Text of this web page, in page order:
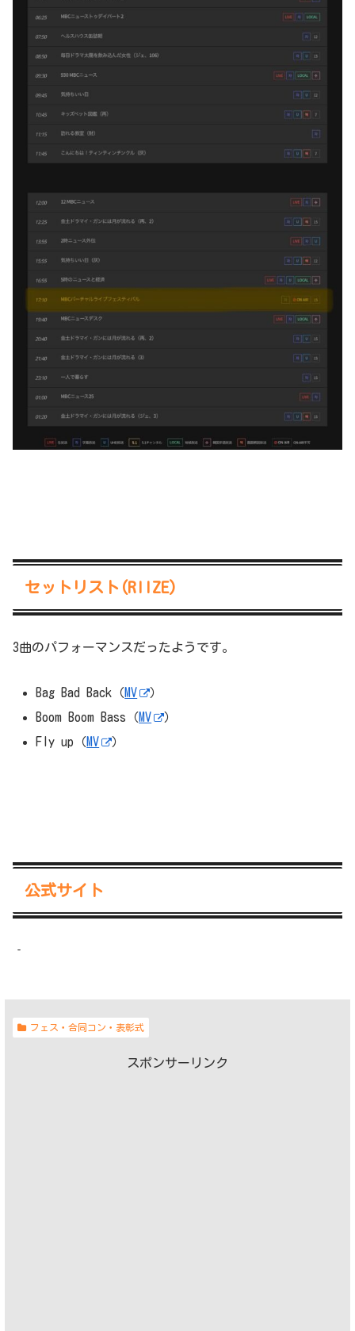
セットリスト(RIIZE)
3曲のパフォーマンスだったようです。
Bag Bad Back（MV
）
Boom Boom Bass（MV
）
Fly up（MV ）
公式サイト
‐
フェス・合同コン・表彰式
スポンサーリンク